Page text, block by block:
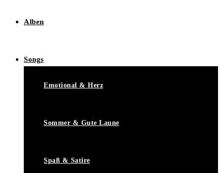
Alben
Songs
Emotional & Herz
Sommer & Gute Laune
Spaß & Satire